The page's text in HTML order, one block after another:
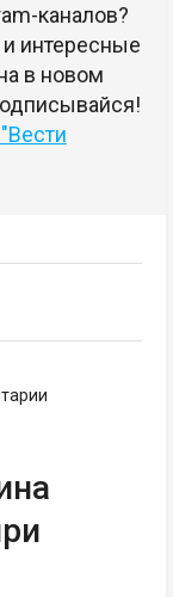
каналов?
интересные
в новом